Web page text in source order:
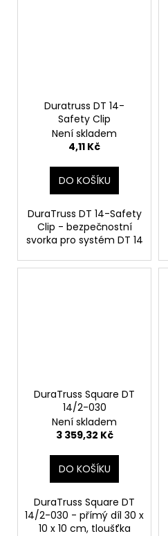
Duratruss DT 14-
Safety Clip
Není skladem
4,11 Kč
DO KOŠÍKU
DuraTruss DT 14-Safety
Clip - bezpečnostní
svorka pro systém DT 14
DuraTruss Square DT
14/2-030
Není skladem
3 359,32 Kč
DO KOŠÍKU
DuraTruss Square DT
14/2-030 - přímý díl 30 x
10 x 10 cm, tloušťka